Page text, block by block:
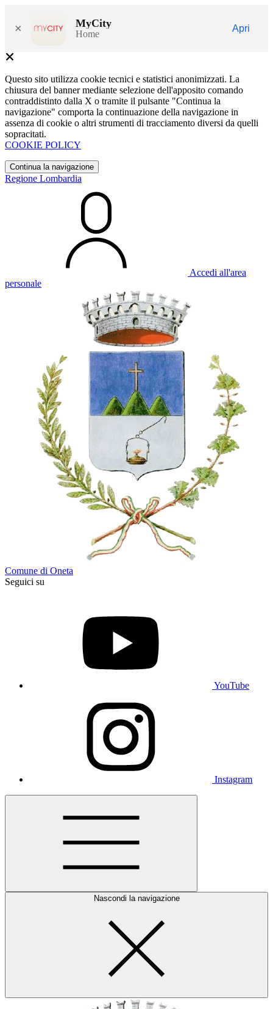
× MyCity
Home
Apri
Questo sito utilizza cookie tecnici e statistici anonimizzati. La
chiusura del banner mediante selezione dell'apposito comando
contraddistinto dalla X o tramite il pulsante "Continua la
navigazione" comporta la continuazione della navigazione in
assenza di cookie o altri strumenti di tracciamento diversi da quelli
sopracitati.
COOKIE POLICY
Continua la navigazione
Regione Lombardia
Accedi all'area
personale
Comune di Oneta
Seguici su
YouTube
Instagram
Nascondi la navigazione